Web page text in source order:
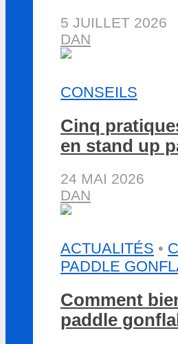
5 JUILLET 2026
DAN
CONSEILS
Cinq
en stand up
24 MAI 2026
DAN
ACTUALITÉS •
PADDLE
Comment
paddle